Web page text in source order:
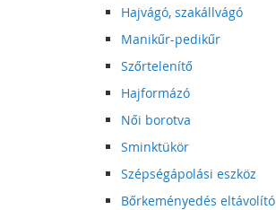
Hajvágó, szakállvágó
Manikűr-pedikűr
Szőrtelenítő
Hajformázó
Női borotva
Sminktükör
Szépségápolási eszköz
Bőrkeményedés eltávolító